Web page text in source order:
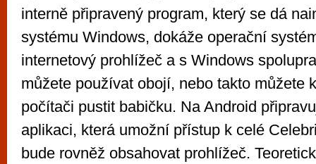
interně připravený program, který se dá
systému Windows, dokáže operační
internetový prohlížeč a s Windows
můžete používat obojí, nebo takto můžete
počítači pustit babičku. Na Android
aplikaci, která umožní přístup k celé
bude rovněž obsahovat prohlížeč.